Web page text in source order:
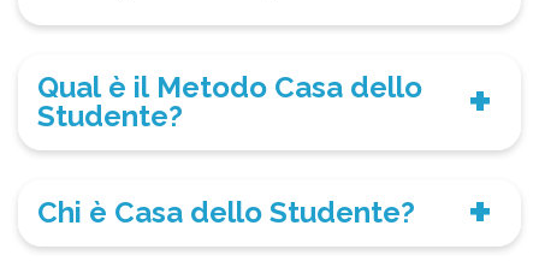
Qual è il Metodo Casa dello
Studente?
Chi è Casa dello Studente?